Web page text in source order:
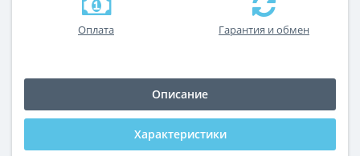
Оплата Гарантия и обмен
Описание
Характеристики